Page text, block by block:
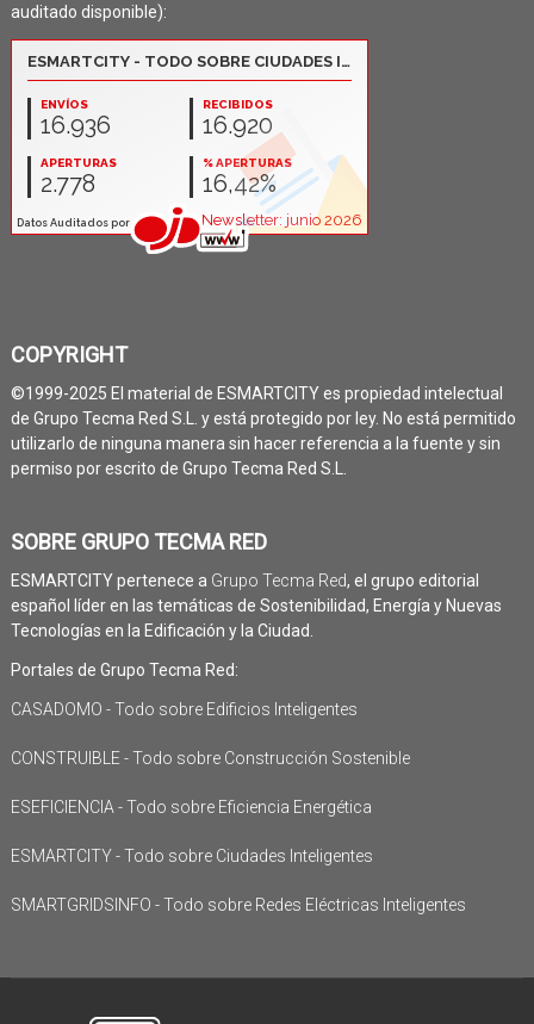
auditado disponible):
COPYRIGHT
©1999-2025 El material de ESMARTCITY es propiedad intelectual
de Grupo Tecma Red S.L. y está protegido por ley. No está permitido
utilizarlo de ninguna manera sin hacer referencia a la fuente y sin
permiso por escrito de Grupo Tecma Red S.L.
SOBRE GRUPO TECMA RED
ESMARTCITY pertenece a Grupo Tecma Red, el grupo editorial
español líder en las temáticas de Sostenibilidad, Energía y Nuevas
Tecnologías en la Edificación y la Ciudad.
Portales de Grupo Tecma Red:
CASADOMO - Todo sobre Edificios Inteligentes
CONSTRUIBLE - Todo sobre Construcción Sostenible
ESEFICIENCIA - Todo sobre Eficiencia Energética
ESMARTCITY - Todo sobre Ciudades Inteligentes
SMARTGRIDSINFO - Todo sobre Redes Eléctricas Inteligentes